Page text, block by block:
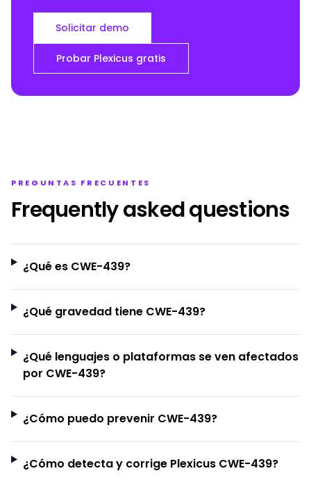
Solicitar demo
Probar Plexicus gratis
PREGUNTAS FRECUENTES
Frequently asked questions
¿Qué es CWE-439?
¿Qué gravedad tiene CWE-439?
¿Qué lenguajes o plataformas se ven afectados
por CWE-439?
¿Cómo puedo prevenir CWE-439?
¿Cómo detecta y corrige Plexicus CWE-439?